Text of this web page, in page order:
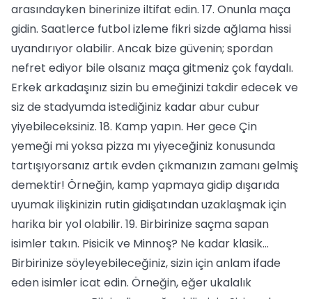
arasındayken binerinize iltifat edin. 17. Onunla maça
gidin. Saatlerce futbol izleme fikri sizde ağlama hissi
uyandırıyor olabilir. Ancak bize güvenin; spordan
nefret ediyor bile olsanız maça gitmeniz çok faydalı.
Erkek arkadaşınız sizin bu emeğinizi takdir edecek ve
siz de stadyumda istediğiniz kadar abur cubur
yiyebileceksiniz. 18. Kamp yapın. Her gece Çin
yemeği mi yoksa pizza mı yiyeceğiniz konusunda
tartışıyorsanız artık evden çıkmanızın zamanı gelmiş
demektir! Örneğin, kamp yapmaya gidip dışarıda
uyumak ilişkinizin rutin gidişatından uzaklaşmak için
harika bir yol olabilir. 19. Birbirinize saçma sapan
isimler takın. Pisicik ve Minnoş? Ne kadar klasik...
Birbirinize söyleyebileceğiniz, sizin için anlam ifade
eden isimler icat edin. Örneğin, eğer ukalalık